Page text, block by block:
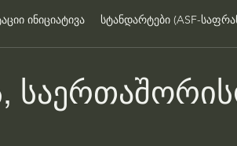
ინიციატივა სტანდარტები (ASF-